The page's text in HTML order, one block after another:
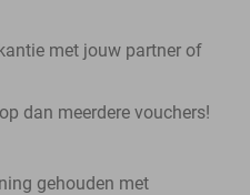
met jouw partner of
dan meerdere vouchers!
gehouden met